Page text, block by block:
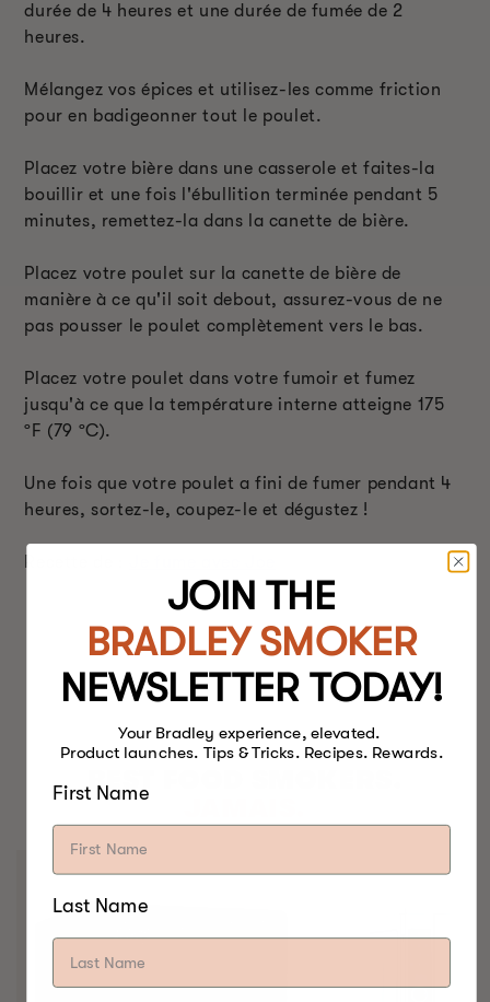
durée de 4 heures et une durée de fumée de 2
heures.
Mélangez vos épices et utilisez-les comme friction
pour en badigeonner tout le poulet.
Placez votre bière dans une casserole et faites-la
bouillir et une fois l'ébullition terminée pendant 5
minutes, remettez-la dans la canette de bière.
Placez votre poulet sur la canette de bière de
manière à ce qu'il soit debout, assurez-vous de ne
pas pousser le poulet complètement vers le bas.
Placez votre poulet dans votre fumoir et fumez
jusqu'à ce que la température interne atteigne 175
ºF (79 ºC).
Une fois que votre poulet a fini de fumer pendant 4
heures, sortez-le, coupez-le et dégustez !
BEST FOOD SMOKERS.
JOIN THE
BRADLEY SMOKER
NEWSLETTER TODAY!
Your Bradley experience, elevated.
Product launches. Tips & Tricks. Recipes. Rewards.
First Name
Last Name